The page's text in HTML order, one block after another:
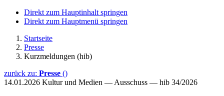
Direkt zum Hauptinhalt springen
Direkt zum Hauptmenü springen
Startseite
Presse
Kurzmeldungen (hib)
zurück zu: Presse ()
14.01.2026 Kultur und Medien — Ausschuss — hib 34/2026